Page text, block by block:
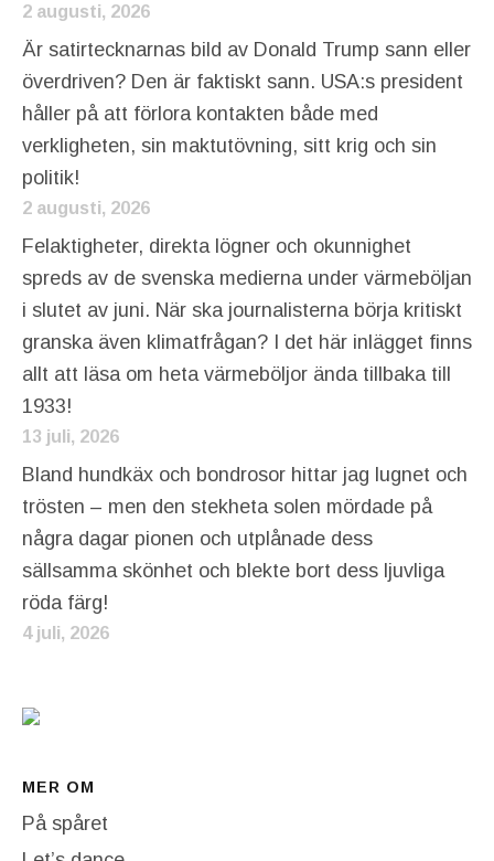
2 augusti, 2026
Är satirtecknarnas bild av Donald Trump sann eller
överdriven? Den är faktiskt sann. USA:s president
håller på att förlora kontakten både med
verkligheten, sin maktutövning, sitt krig och sin
politik!
2 augusti, 2026
Felaktigheter, direkta lögner och okunnighet
spreds av de svenska medierna under värmeböljan
i slutet av juni. När ska journalisterna börja kritiskt
granska även klimatfrågan? I det här inlägget finns
allt att läsa om heta värmeböljor ända tillbaka till
1933!
13 juli, 2026
Bland hundkäx och bondrosor hittar jag lugnet och
trösten – men den stekheta solen mördade på
några dagar pionen och utplånade dess
sällsamma skönhet och blekte bort dess ljuvliga
röda färg!
4 juli, 2026
MER OM
På spåret